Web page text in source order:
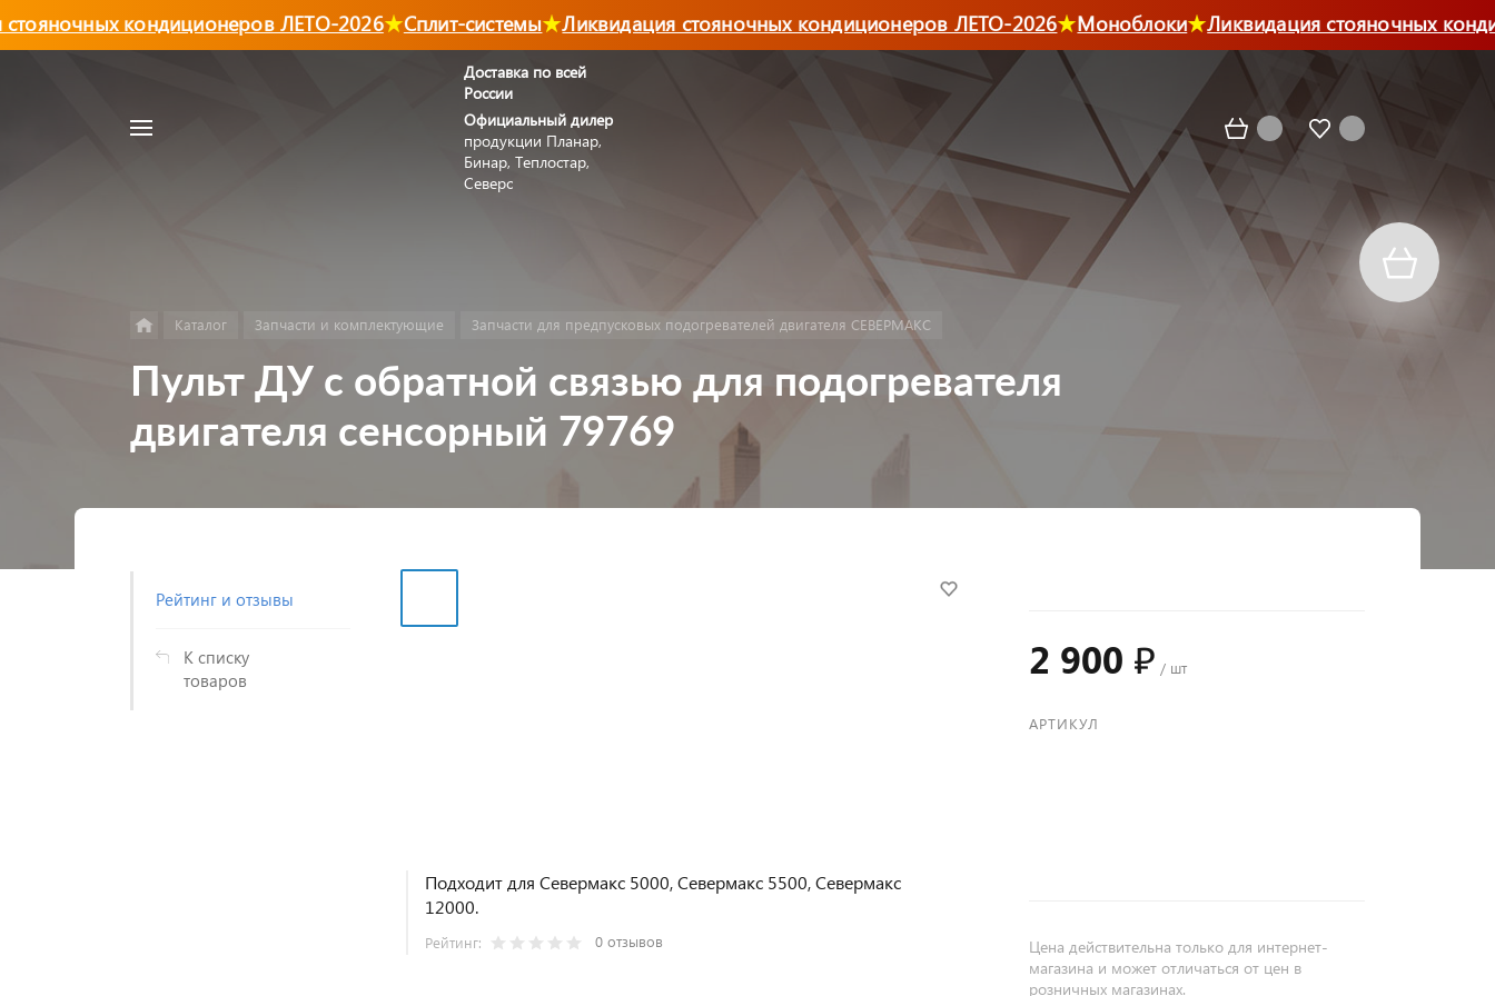
кондиционеров ЛЕТО-2026 Сплит-системы Ликвидация стояночных кондиционеров ЛЕТО-2026 Моноблоки Ликвидация стояночных
Доставка по всей
России
Официальный дилер
продукции Планар,
Бинар, Теплостар,
Северс
Каталог Запчасти и комплектующие Запчасти для предпусковых подогревателей двигателя СЕВЕРМАКС
Пульт ДУ с обратной связью для подогревателя
двигателя сенсорный 79769
Рейтинг и отзывы
К списку
товаров
Подходит для Севермакс 5000, Севермакс 5500, Севермакс
12000.
Рейтинг: 0 отзывов
2 900 ₽ / шт
АРТИКУЛ
Цена действительна только для интернет-
магазина и может отличаться от цен в
розничных магазинах.